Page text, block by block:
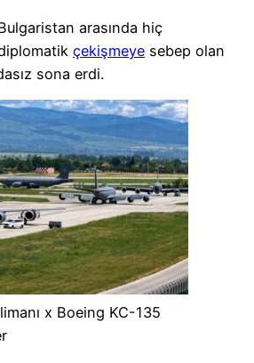
arasında hiç
çekişmeye sebep olan
sona erdi.
x Boeing KC-135